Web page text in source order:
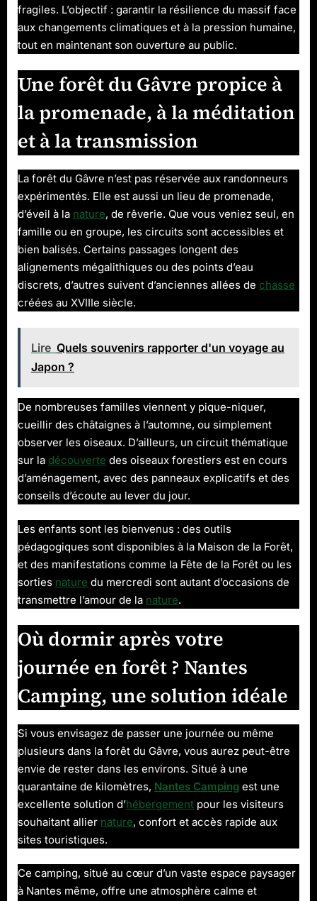
fragiles. L’objectif : garantir la résilience du massif face
aux changements climatiques et à la pression humaine,
tout en maintenant son ouverture au public.
Une forêt du Gâvre propice à
la promenade, à la méditation
et à la transmission
La forêt du Gâvre n’est pas réservée aux randonneurs
expérimentés. Elle est aussi un lieu de promenade,
d’éveil à la nature, de rêverie. Que vous veniez seul, en
famille ou en groupe, les circuits sont accessibles et
bien balisés. Certains passages longent des
alignements mégalithiques ou des points d’eau
discrets, d’autres suivent d’anciennes allées de chasse
créées au XVIIIe siècle.
Lire Quels souvenirs rapporter d'un voyage au
Japon ?
De nombreuses familles viennent y pique-niquer,
cueillir des châtaignes à l’automne, ou simplement
observer les oiseaux. D’ailleurs, un circuit thématique
sur la découverte des oiseaux forestiers est en cours
d’aménagement, avec des panneaux explicatifs et des
conseils d’écoute au lever du jour.
Les enfants sont les bienvenus : des outils
pédagogiques sont disponibles à la Maison de la Forêt,
et des manifestations comme la Fête de la Forêt ou les
sorties nature du mercredi sont autant d’occasions de
transmettre l’amour de la nature.
Où dormir après votre
journée en forêt ? Nantes
Camping, une solution idéale
Si vous envisagez de passer une journée ou même
plusieurs dans la forêt du Gâvre, vous aurez peut-être
envie de rester dans les environs. Situé à une
quarantaine de kilomètres, Nantes Camping est une
excellente solution d’hébergement pour les visiteurs
souhaitant allier nature, confort et accès rapide aux
sites touristiques.
Ce camping, situé au cœur d’un vaste espace paysager
à Nantes même, offre une atmosphère calme et